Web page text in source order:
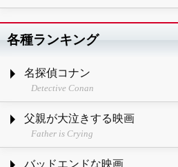
各種ランキング
名探偵コナン
Detective Conan
父親が大泣きする映画
Father is Crying
バッドエンドな映画